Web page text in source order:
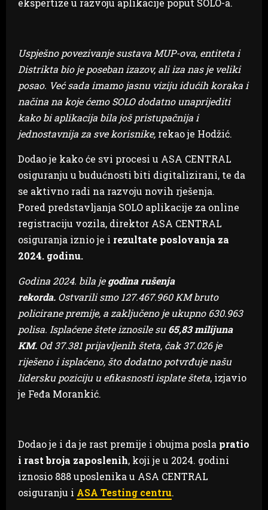
Uspješno povezivanje sustava MUP-ova, entiteta i
Distrikta bio je poseban izazov, ali iza nas je veliki
posao. Već sada imamo jasnu viziju idućih koraka i
načina na koje ćemo SOLO dodatno unaprijediti
kako bi aplikacija bila još pristupačnija i
jednostavnija za sve korisnike, rekao je Hodžić.
Dodao je kako će svi procesi u ASA CENTRAL
osiguranju u budućnosti biti digitalizirani, te da
se aktivno radi na razvoju novih rješenja.
Pored predstavljanja SOLO aplikacije za online
registraciju vozila, direktor ASA CENTRAL
osiguranja iznio je i rezultate poslovanja za
2024. godinu.
Godina 2024. bila jegodina rušenja
rekorda. Ostvarili smo 127.467.960 KM bruto
policirane premije, a zaključeno je ukupno 630.963
polisa. Isplaćene štete iznosile su65,83 milijuna
KM. Od 37.381 prijavljenih šteta, čak 37.026 je
riješeno i isplaćeno, što dodatno potvrđuje našu
lidersku poziciju u efikasnosti isplate šteta, izjavio
je Feđa Morankić.
Dodao je i da je rast premije i obujma posla pratio
i rast broja zaposlenih, koji je u 2024. godini
iznosio 888 uposlenika u ASA CENTRAL
osiguranju i ASA Testing centru.